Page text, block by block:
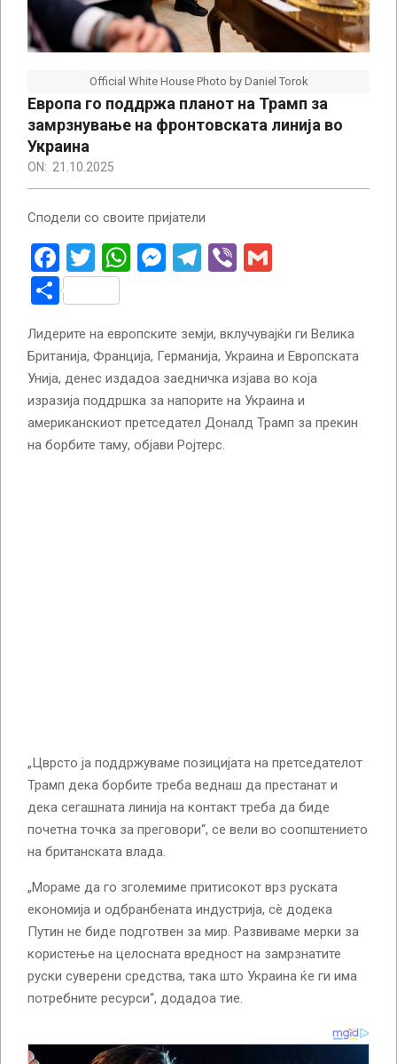
Official White House Photo by Daniel Torok
Европа го поддржа планот на Трамп за
замрзнување на фронтовската линија во
Украина
ON: 21.10.2025
Сподели со своите пријатели
Facebook
Twitter
WhatsApp
Messenger
Telegram
Viber
Share
Лидерите на европските земји, вклучувајќи ги Велика
Британија, Франција, Германија, Украина и Европската
Унија, денес издадоа заедничка изјава во која
изразија поддршка за напорите на Украина и
американскиот претседател Доналд Трамп за прекин
на борбите таму, објави Ројтерс.
„Цврсто ја поддржуваме позицијата на претседателот
Трамп дека борбите треба веднаш да престанат и
дека сегашната линија на контакт треба да биде
почетна точка за преговори“, се вели во соопштението
на британската влада.
„Мораме да го зголемиме притисокот врз руската
економија и одбранбената индустрија, сè додека
Путин не биде подготвен за мир. Развиваме мерки за
користење на целосната вредност на замрзнатите
руски суверени средства, така што Украина ќе ги има
потребните ресурси“, додадоа тие.